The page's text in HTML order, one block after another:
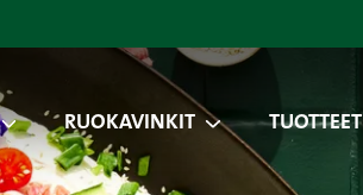
RUOKAVINKIT TUOTTEET